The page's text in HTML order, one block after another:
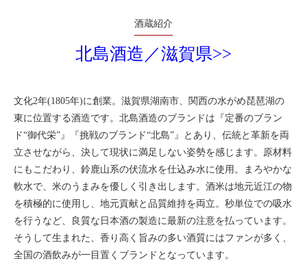
酒蔵紹介
北島酒造／滋賀県>>
文化2年(1805年)に創業。滋賀県湖南市、関西の水がめ琵琶湖の
東に位置する酒造です。北島酒造のブランドは『定番のブラン
ド“御代栄”』『挑戦のブランド“北島”』とあり、伝統と革新を両
立させながら、決して現状に満足しない姿勢を感じます。原材料
にもこだわり、鈴鹿山系の伏流水を仕込み水に使用。まろやかな
軟水で、米のうまみを優しく引き出します。酒米は地元近江の物
を積極的に使用し、地元貢献と品質維持を両立。秒単位での吸水
を行うなど、良質な日本酒の製造に最新の注意を払っています。
そうして生まれた、香り高く旨みの多い酒質にはファンが多く、
全国の酒飲みが一目置くブランドとなっています。